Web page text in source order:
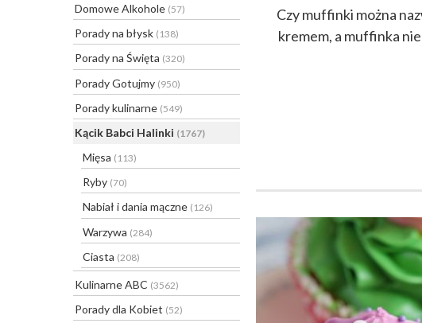
Domowe Alkohole (57)
Porady na błysk (138)
Porady na Święta (320)
Porady Gotujmy (950)
Porady kulinarne (549)
Kącik Babci Halinki (1767)
Mięsa (113)
Ryby (70)
Nabiał i dania mączne (126)
Warzywa (284)
Ciasta (208)
Kulinarne ABC (3562)
Porady dla Kobiet (52)
Czy muffinki można
kremem, a muffinka